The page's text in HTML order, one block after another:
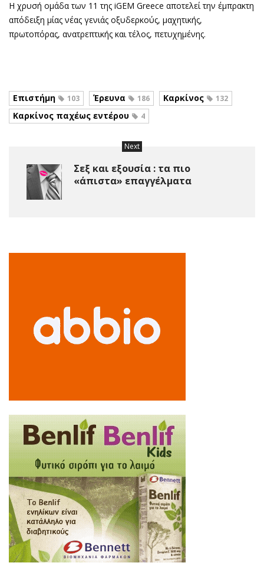
Η χρυσή ομάδα των 11 της iGEM Greece αποτελεί την έμπρακτη
απόδειξη μίας νέας γενιάς οξυδερκούς, μαχητικής,
πρωτοπόρας, ανατρεπτικής και τέλος, πετυχημένης.
Επιστήμη 103 Έρευνα 186 Καρκίνος 132
Καρκίνος παχέως εντέρου 4
Next
Σεξ και εξουσία : τα πιο
«άπιστα» επαγγέλματα